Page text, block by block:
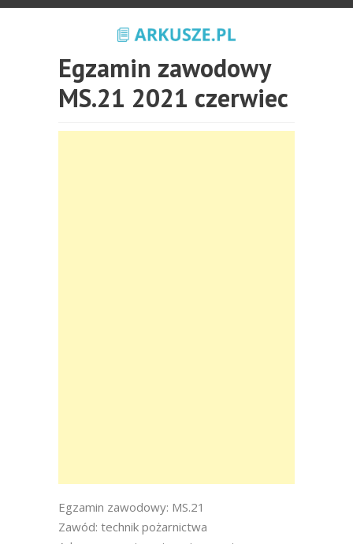
Egzamin zawodowy
MS.21 2021 czerwiec
Egzamin zawodowy: MS.21
Zawód: technik pożarnictwa